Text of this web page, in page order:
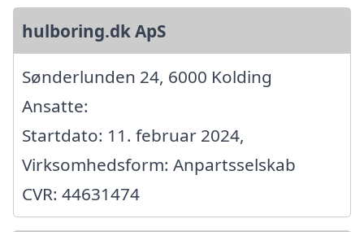
hulboring.dk ApS
Sønderlunden 24, 6000 Kolding
Ansatte:
Startdato: 11. februar 2024,
Virksomhedsform: Anpartsselskab
CVR: 44631474